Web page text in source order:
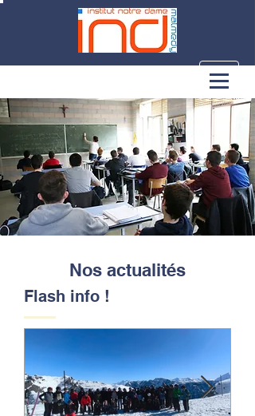
Nos actualités
Flash info !